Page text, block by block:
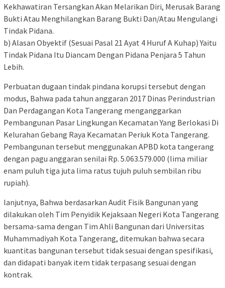
Kekhawatiran Tersangkan Akan Melarikan Diri, Merusak Barang
Bukti Atau Menghilangkan Barang Bukti Dan/Atau Mengulangi
Tindak Pidana.
b) Alasan Obyektif (Sesuai Pasal 21 Ayat 4 Huruf A Kuhap) Yaitu
Tindak Pidana Itu Diancam Dengan Pidana Penjara 5 Tahun
Lebih.
Perbuatan dugaan tindak pindana korupsi tersebut dengan
modus, Bahwa pada tahun anggaran 2017 Dinas Perindustrian
Dan Perdagangan Kota Tangerang menganggarkan
Pembangunan Pasar Lingkungan Kecamatan Yang Berlokasi Di
Kelurahan Gebang Raya Kecamatan Periuk Kota Tangerang.
Pembangunan tersebut menggunakan APBD kota tangerang
dengan pagu anggaran senilai Rp. 5.063.579.000 (lima miliar
enam puluh tiga juta lima ratus tujuh puluh sembilan ribu
rupiah).
lanjutnya, Bahwa berdasarkan Audit Fisik Bangunan yang
dilakukan oleh Tim Penyidik Kejaksaan Negeri Kota Tangerang
bersama-sama dengan Tim Ahli Bangunan dari Universitas
Muhammadiyah Kota Tangerang, ditemukan bahwa secara
kuantitas bangunan tersebut tidak sesuai dengan spesifikasi,
dan didapati banyak item tidak terpasang sesuai dengan
kontrak.